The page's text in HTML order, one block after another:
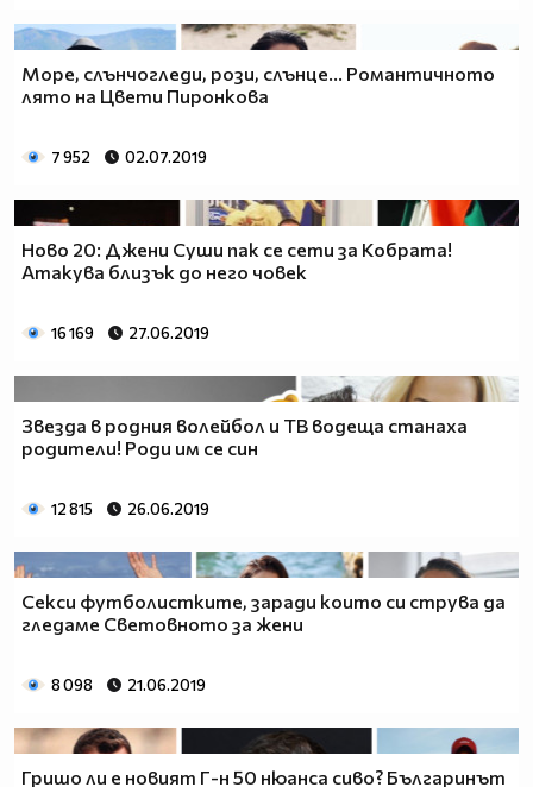
Море, слънчогледи, рози, слънце... Романтичното
лято на Цвети Пиронкова
7 952 02.07.2019
Ново 20: Джени Суши пак се сети за Кобрата!
Атакува близък до него човек
16 169 27.06.2019
Звезда в родния волейбол и ТВ водеща станаха
родители! Роди им се син
12 815 26.06.2019
Секси футболистките, заради които си струва да
гледаме Световното за жени
8 098 21.06.2019
Гришо ли е новият Г-н 50 нюанса сиво? Българинът